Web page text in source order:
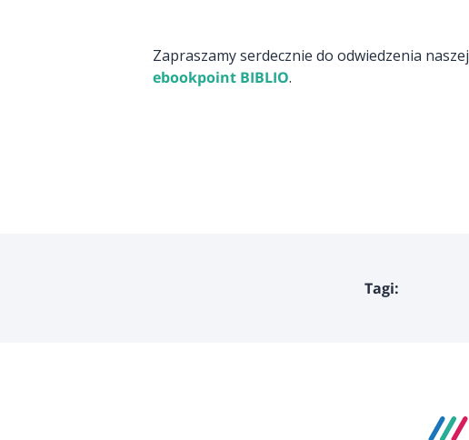
Zapraszamy serdecznie do odwiedzenia naszej
ebookpoint BIBLIO.
Tagi: